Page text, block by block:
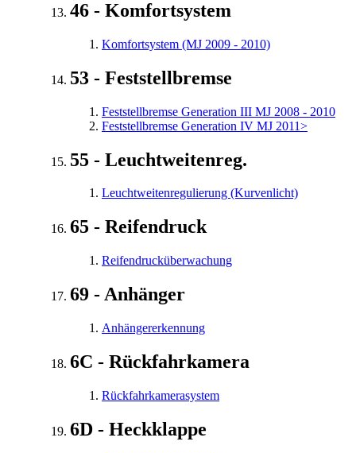
46 - Komfortsystem
Komfortsystem (MJ 2009 - 2010)
53 - Feststellbremse
Feststellbremse Generation III MJ 2008 - 2010
Feststellbremse Generation IV MJ 2011>
55 - Leuchtweitenreg.
Leuchtweitenregulierung (Kurvenlicht)
65 - Reifendruck
Reifendrucküberwachung
69 - Anhänger
Anhängererkennung
6C - Rückfahrkamera
Rückfahrkamerasystem
6D - Heckklappe